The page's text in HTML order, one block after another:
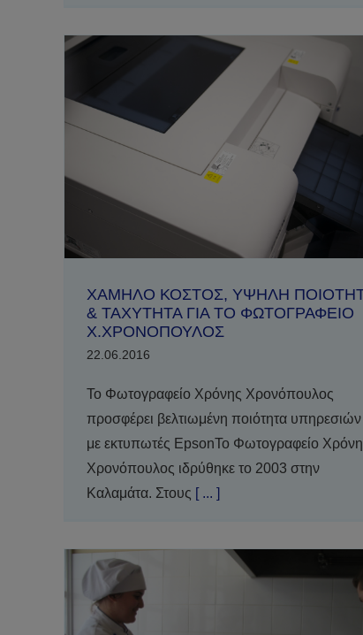
ΧΑΜΗΛΟ ΚΟΣΤΟΣ, ΥΨΗΛΗ
& ΤΑΧΥΤΗΤΑ ΓΙΑ ΤΟ ΦΩΤΟΓΡΑΦΕΙΟ
Χ.ΧΡΟΝΟΠΟΥΛΟΣ
22.06.2016
Το Φωτογραφείο Χρόνης Χρονόπουλος
προσφέρει βελτιωμένη ποιότητα υπηρεσιών
με εκτυπωτές EpsonΤο Φωτογραφείο
Χρονόπουλος ιδρύθηκε το 2003 στην
Καλαμάτα. Στους [ ... ]